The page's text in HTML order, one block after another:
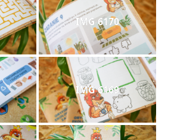
IMG 6170
IMG 6169